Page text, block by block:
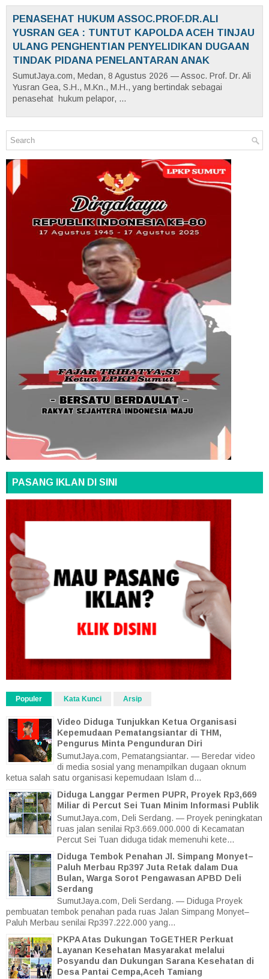
PENASEHAT HUKUM ASSOC.PROF.DR.ALI
YUSRAN GEA : TUNTUT KAPOLDA ACEH TINJAU
ULANG PENGHENTIAN PENYELIDIKAN DUGAAN
TINDAK PIDANA PENELANTARAN ANAK
SumutJaya.com, Medan, 8 Agustus 2026 — Assoc. Prof. Dr. Ali
Yusran Gea, S.H., M.Kn., M.H., yang bertindak sebagai
penasehat hukum pelapor, ...
PASANG IKLAN DI SINI
Populer Kata Kunci Arsip
Video Diduga Tunjukkan Ketua Organisasi
Kepemudaan Pematangsiantar di THM,
Pengurus Minta Pengunduran Diri
SumutJaya.com, Pematangsiantar. — Beredar video
di media sosial yang menampilkan dugaan oknum
ketua salah satu organisasi kepemudaan Islam d...
Diduga Langgar Permen PUPR, Proyek Rp3,669
Miliar di Percut Sei Tuan Minim Informasi Publik
SumutJaya.com, Deli Serdang. — Proyek peningkatan
ruas jalan senilai Rp3.669.000.000 di Kecamatan
Percut Sei Tuan diduga tidak memenuhi kete...
Diduga Tembok Penahan Jl. Simpang Monyet–
Paluh Merbau Rp397 Juta Retak dalam Dua
Bulan, Warga Sorot Pengawasan APBD Deli
Serdang
SumutJaya.com, Deli Serdang. — Diduga Proyek
pembuatan tembok penahan pada ruas Jalan Simpang Monyet–
Paluh Merbau senilai Rp397.222.000 yang...
PKPA Atas Dukungan ToGETHER Perkuat
Layanan Kesehatan Masyarakat melalui
Posyandu dan Dukungan Sarana Kesehatan di
Desa Pantai Cempa,Aceh Tamiang